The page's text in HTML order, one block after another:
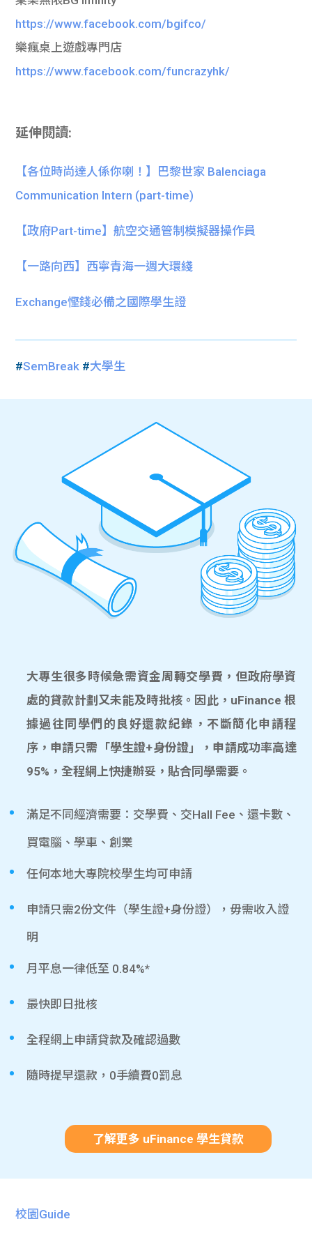
https://www.facebook.com/bgifco/
樂瘋桌上遊戲專門店
https://www.facebook.com/funcrazyhk/
延伸閱讀:
【各位時尚達人係你喇！】巴黎世家 Balenciaga
Communication Intern (part-time)
【政府Part-time】航空交通管制模擬器操作員
【一路向西】西寧青海一週大環綫
Exchange慳錢必備之國際學生證
#SemBreak #大學生
大專生很多時候急需資金周轉交學費，但政府學資
處的貸款計劃又未能及時批核。因此，uFinance 根
據過往同學們的良好還款紀錄，不斷簡化申請程
序，申請只需「學生證+身份證」，申請成功率高達
95%，全程網上快捷辦妥，貼合同學需要。
滿足不同經濟需要：交學費、交Hall Fee、還卡數、
買電腦、學車、創業
任何本地大專院校學生均可申請
申請只需2份文件（學生證+身份證），毋需收入證
明
月平息一律低至 0.84%*
最快即日批核
全程網上申請貸款及確認過數
隨時提早還款，0手續費0罰息
了解更多 uFinance 學生貸款
校園Guide